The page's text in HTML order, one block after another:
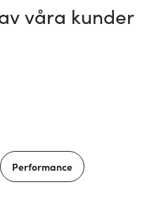
våra kunder
Performance